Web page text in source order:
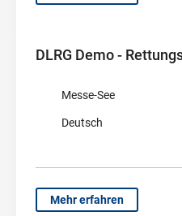
DLRG Demo -
Messe-See
Deutsch
Mehr erfahren